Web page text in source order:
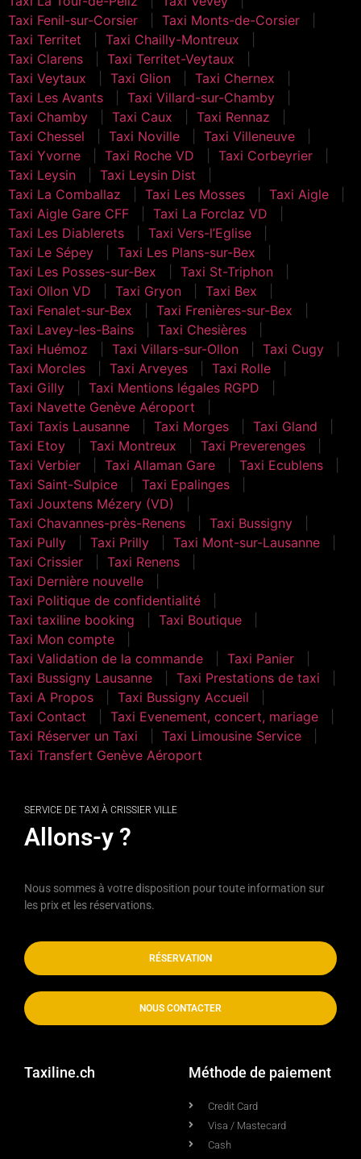
Taxi Fenil-sur-Corsier
Taxi Monts-de-Corsier
Taxi Territet
Taxi Chailly-Montreux
Taxi Clarens
Taxi Territet-Veytaux
Taxi Veytaux
Taxi Glion
Taxi Chernex
Taxi Les Avants
Taxi Villard-sur-Chamby
Taxi Chamby
Taxi Caux
Taxi Rennaz
Taxi Chessel
Taxi Noville
Taxi Villeneuve
Taxi Yvorne
Taxi Roche VD
Taxi Corbeyrier
Taxi Leysin
Taxi Leysin Dist
Taxi La Comballaz
Taxi Les Mosses
Taxi Aigle
Taxi Aigle Gare CFF
Taxi La Forclaz VD
Taxi Les Diablerets
Taxi Vers-l’Eglise
Taxi Le Sépey
Taxi Les Plans-sur-Bex
Taxi Les Posses-sur-Bex
Taxi St-Triphon
Taxi Ollon VD
Taxi Gryon
Taxi Bex
Taxi Fenalet-sur-Bex
Taxi Frenières-sur-Bex
Taxi Lavey-les-Bains
Taxi Chesières
Taxi Huémoz
Taxi Villars-sur-Ollon
Taxi Cugy
Taxi Morcles
Taxi Arveyes
Taxi Rolle
Taxi Gilly
Taxi Mentions légales RGPD
Taxi Navette Genève Aéroport
Taxi Taxis Lausanne
Taxi Morges
Taxi Gland
Taxi Etoy
Taxi Montreux
Taxi Preverenges
Taxi Verbier
Taxi Allaman Gare
Taxi Ecublens
Taxi Saint-Sulpice
Taxi Epalinges
Taxi Jouxtens Mézery (VD)
Taxi Chavannes-près-Renens
Taxi Bussigny
Taxi Pully
Taxi Prilly
Taxi Mont-sur-Lausanne
Taxi Crissier
Taxi Renens
Taxi Dernière nouvelle
Taxi Politique de confidentialité
Taxi taxiline booking
Taxi Boutique
Taxi Mon compte
Taxi Validation de la commande
Taxi Panier
Taxi Bussigny Lausanne
Taxi Prestations de taxi
Taxi A Propos
Taxi Bussigny Accueil
Taxi Contact
Taxi Evenement, concert, mariage
Taxi Réserver un Taxi
Taxi Limousine Service
Taxi Transfert Genève Aéroport
SERVICE DE TAXI À CRISSIER VILLE
Allons-y ?
Nous sommes à votre disposition pour toute information sur
les prix et les réservations.
RÉSERVATION
NOUS CONTACTER
Taxiline.ch Méthode de paiement
Credit Card
Visa / Mastecard
Cash